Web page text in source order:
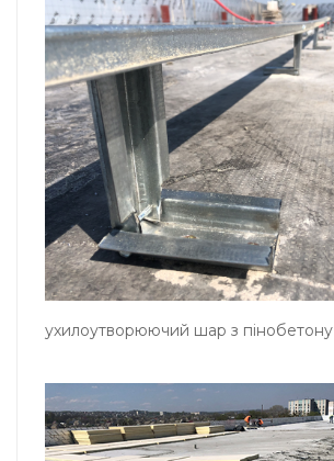
ухилоутворюючий шар з пінобетону